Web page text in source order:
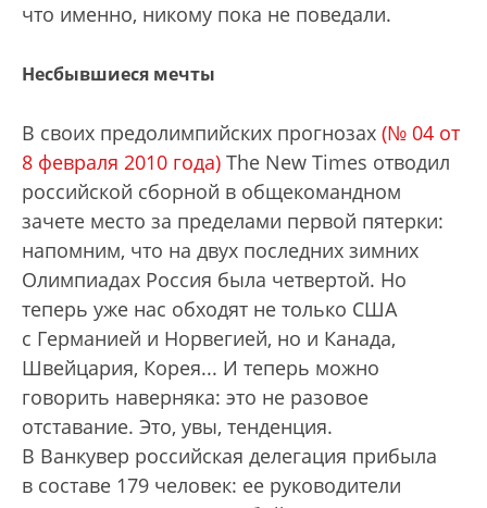
что именно, никому пока не поведали.
Несбывшиеся мечты
В своих предолимпийских прогнозах (№ 04 от
8 февраля 2010 года) The New Times отводил
российской сборной в общекомандном
зачете место за пределами первой пятерки:
напомним, что на двух последних зимних
Олимпиадах Россия была четвертой. Но
теперь уже нас обходят не только США
с Германией и Норвегией, но и Канада,
Швейцария, Корея... И теперь можно
говорить наверняка: это не разовое
отставание. Это, увы, тенденция.
В Ванкувер российская делегация прибыла
в составе 179 человек: ее руководители